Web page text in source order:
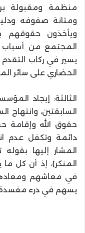
منظمة ومقبولة
ومتانة صفوفه
ويأخذون
المجتمع من
يسير في ركاب
الحضاري على سائر
الثالثة: إيجاد
السابقتين، وانتهاج
حقوق الله وإقامة
دائمة وتكفل عدم
المشار إليها
المنكر}، إذ أن
في معاشهم
يسهم في درء مفسدة